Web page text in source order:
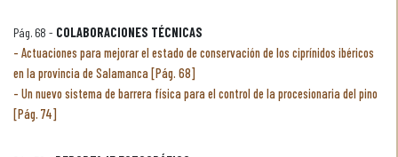
Pág. 68 - COLABORACIONES TÉCNICAS
Actuaciones para mejorar el estado de conservación de los ciprínidos ibéricos
en la provincia de Salamanca [Pág. 68]
Un nuevo sistema de barrera física para el control de la procesionaria del pino
[Pág. 74]